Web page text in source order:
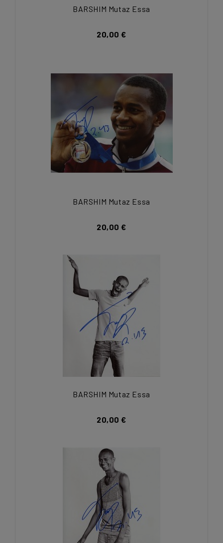
BARSHIM Mutaz Essa
20,00 €
BARSHIM Mutaz Essa
20,00 €
BARSHIM Mutaz Essa
20,00 €